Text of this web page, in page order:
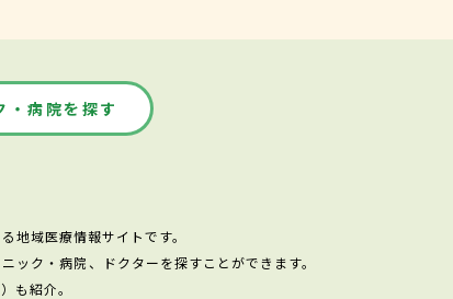
・病院を探す
地域医療情報サイトです。
ク・病院、ドクターを探すことができます。
も紹介。